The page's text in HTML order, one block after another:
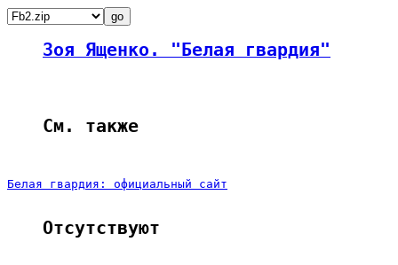
Зоя Ященко. "Белая гвардия"
См. также
Белая гвардия: официальный сайт
Отсутствуют